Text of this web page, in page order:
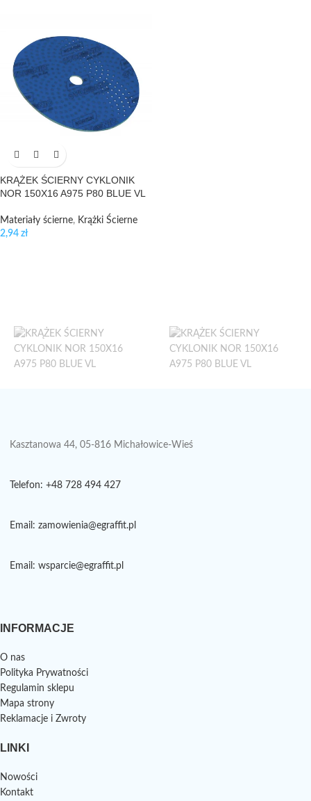
KRĄŻEK ŚCIERNY CYKLONIK
NOR 150X16 A975 P80 BLUE VL
Materiały ścierne, Krążki Ścierne
2,94 zł
Kasztanowa 44, 05-816 Michałowice-Wieś
Telefon: +48 728 494 427
Email: zamowienia@egraffit.pl
Email: wsparcie@egraffit.pl
INFORMACJE
O nas
Polityka Prywatności
Regulamin sklepu
Mapa strony
Reklamacje i Zwroty
LINKI
Nowości
Kontakt